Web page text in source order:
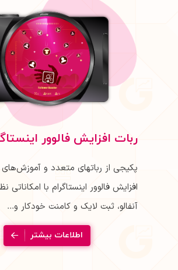
ربات افزایش فالوور
پکیجی از رباتهای متعدد و آموزش‌های
افزایش فالوور اینستاگرام با امکاناتی
آنفالو، ثبت لایک و کامنت خودکار و...
اطلاعات بیشتر